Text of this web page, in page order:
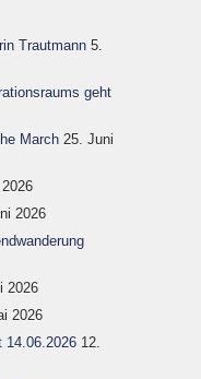
Trautmann 5.
geht
March 25. Juni
2026
2026
2026
14.06.2026 12.